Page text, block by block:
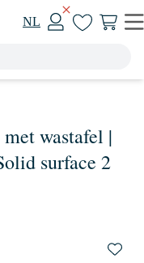
NL
wastafel |
surface 2